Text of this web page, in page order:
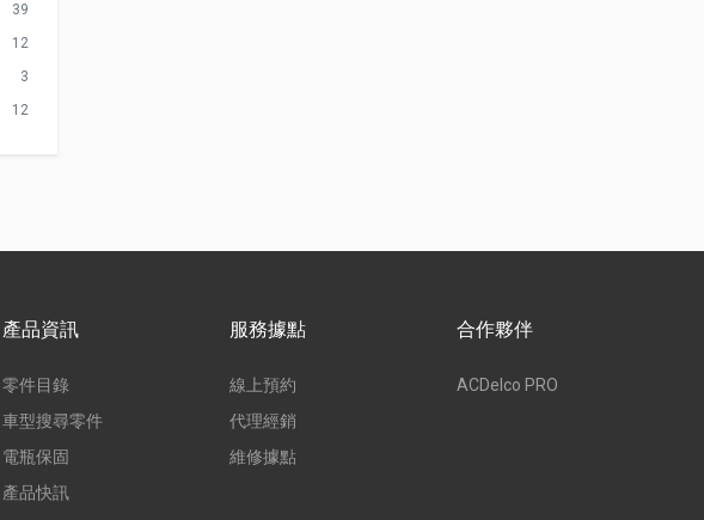
39
12
3
12
產品資訊
零件目錄
車型搜尋零件
電瓶保固
產品快訊
服務據點
線上預約
代理經銷
維修據點
合作夥伴
ACDelco PRO